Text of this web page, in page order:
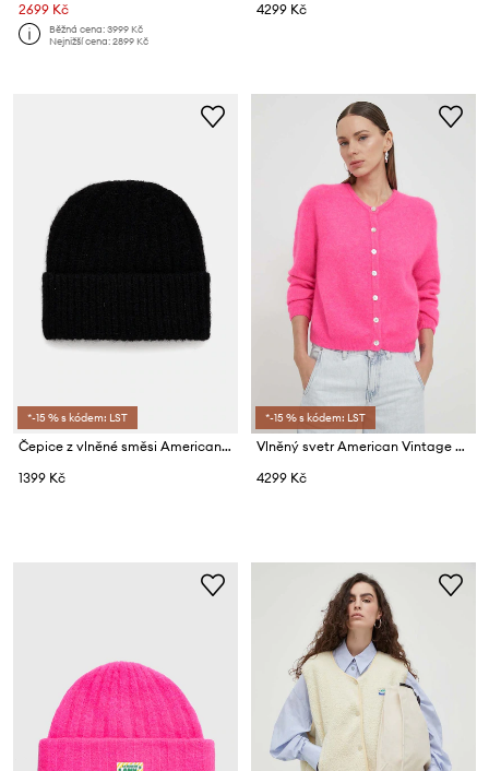
2699 Kč
Běžná cena:3999 Kč
Nejnižší cena:2899 Kč
4299 Kč
*-15 % s kódem: LST
Čepice z vlněné směsi American Vintage Bonnet
1399 Kč
*-15 % s kódem: LST
Vlněný svetr American Vintage GILET ML COL ROND
4299 Kč